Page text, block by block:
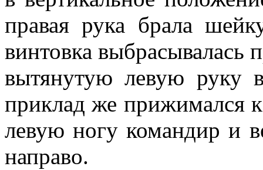
правая рука брала
винтовка выбрасывалась
вытянутую левую руку
приклад же прижимался
левую ногу командир и
направо.